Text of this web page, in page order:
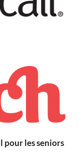
pour les seniors